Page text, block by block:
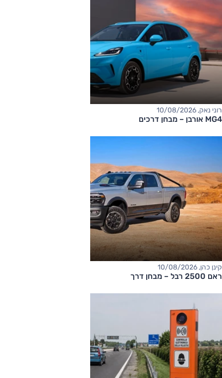
רוני נאק, 10/08/2026
MG4 אורבן – מבחן דרכים
קינן כהן, 10/08/2026
ראם 2500 רבל – מבחן דרך